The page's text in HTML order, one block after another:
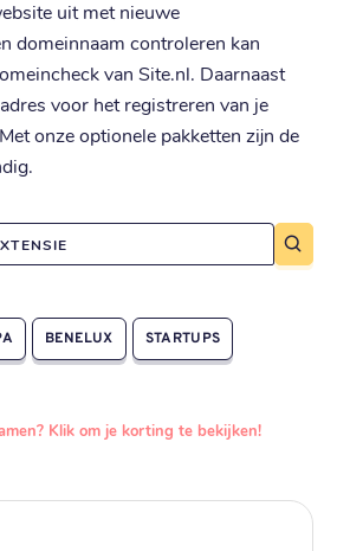
uit met nieuwe
domeinnaam controleren kan
van Site.nl. Daarnaast
voor het registreren van je
onze optionele pakketten zijn de
BENELUX STARTUPS
Klik om je korting te bekijken!